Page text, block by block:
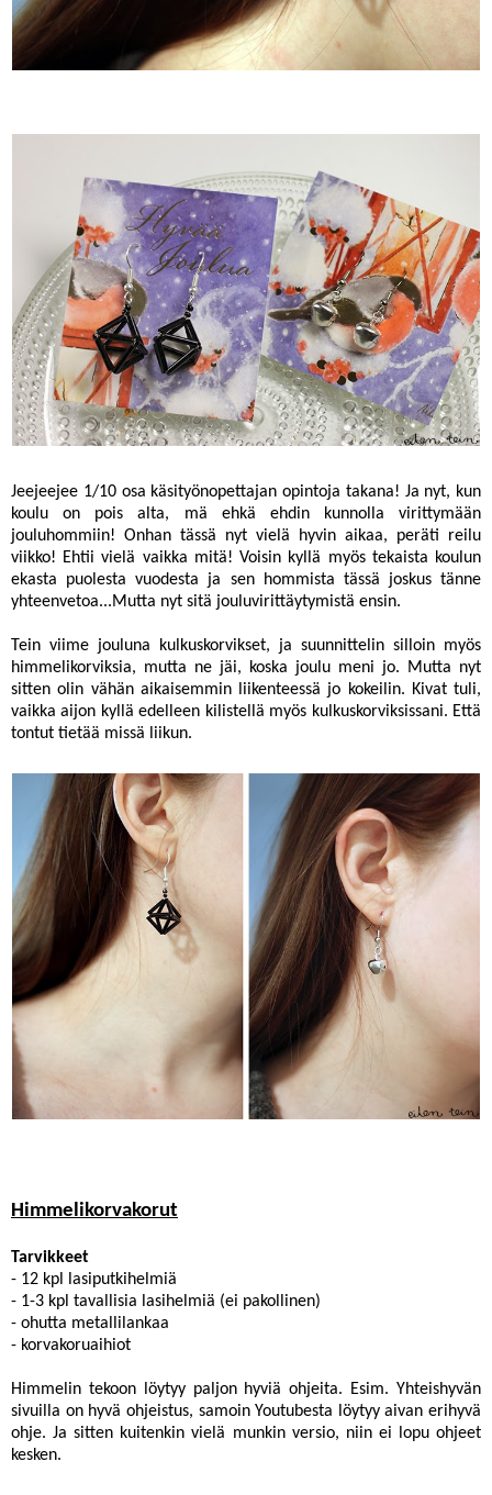
Jeejeejee 1/10 osa käsityönopettajan opintoja takana! Ja nyt, kun
koulu on pois alta, mä ehkä ehdin kunnolla virittymään
jouluhommiin! Onhan tässä nyt vielä hyvin aikaa, peräti reilu
viikko! Ehtii vielä vaikka mitä! Voisin kyllä myös tekaista koulun
ekasta puolesta vuodesta ja sen hommista tässä joskus tänne
yhteenvetoa...Mutta nyt sitä jouluvirittäytymistä ensin.
Tein viime jouluna kulkuskorvikset, ja suunnittelin silloin myös
himmelikorviksia, mutta ne jäi, koska joulu meni jo. Mutta nyt
sitten olin vähän aikaisemmin liikenteessä jo kokeilin. Kivat tuli,
vaikka aijon kyllä edelleen kilistellä myös kulkuskorviksissani. Että
tontut tietää missä liikun.
Himmelikorvakorut
Tarvikkeet
- 12 kpl lasiputkihelmiä
- 1-3 kpl tavallisia lasihelmiä (ei pakollinen)
- ohutta metallilankaa
- korvakoruaihiot
Himmelin tekoon löytyy paljon hyviä ohjeita. Esim. Yhteishyvän
sivuilla on hyvä ohjeistus, samoin Youtubesta löytyy aivan erihyvä
ohje. Ja sitten kuitenkin vielä munkin versio, niin ei lopu ohjeet
kesken.